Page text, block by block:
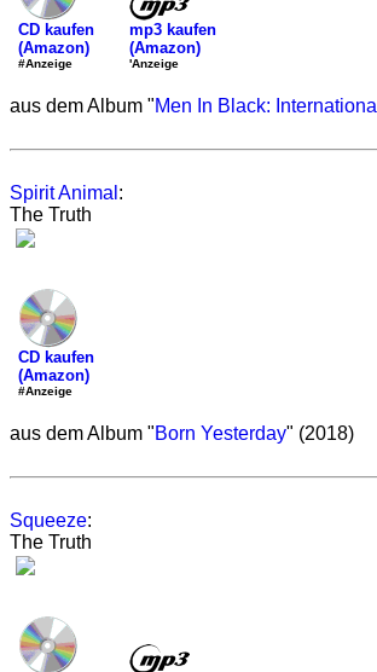
CD kaufen
(Amazon)
#Anzeige
mp3 kaufen
(Amazon)
'Anzeige
aus dem Album "Men In Black: International
Spirit Animal :
The Truth
CD kaufen
(Amazon)
#Anzeige
aus dem Album "Born Yesterday" (2018)
Squeeze:
The Truth